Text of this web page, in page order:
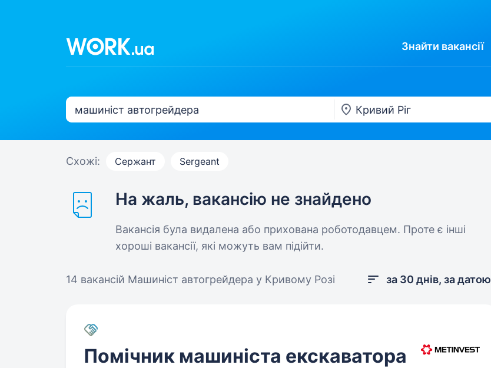
Знайти вакансії
Схожі: Сержант Sergeant
На жаль, вакансію не знайдено
Вакансія була видалена або прихована роботодавцем. Проте є інші
хороші вакансії, які можуть вам підійти.
14 вакансій Машиніст автогрейдера у Кривому Розі за 30 днів, за датою
Помічник машиніста екскаватора